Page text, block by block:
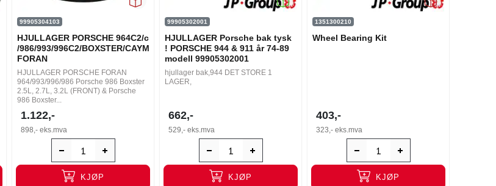
99905304103
HJULLAGER PORSCHE 964C2/c4
/986/993/996C2/BOXSTER/CAYMAN
FORAN
HJULLAGER PORSCHE FORAN
964/993/996/986 Porsche 986 Boxster
2.5L, 2.7L, 3.2L (FRONT) & Porsche
986 Boxster...
1.122,-
898,- eks.mva
KJØP
99905302001
HJULLAGER Porsche bak tysk
! PORSCHE 944 & 911 år 74-89
modell 99905302001
hjullager bak,944 DET STORE 1
LAGER,
662,-
529,- eks.mva
KJØP
1351300210
Wheel Bearing Kit
403,-
323,- eks.mva
KJØP